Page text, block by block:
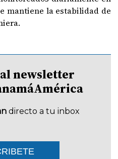
mantiene la estabilidad de
newsletter
directo a tu inbox